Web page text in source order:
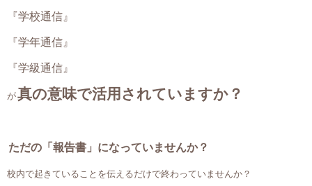
『学校通信』
『学年通信』
『学級通信』
が真の意味で活用されていますか？
ただの「報告書」になっていませんか？
校内で起きていることを伝えるだけで終わっていませんか？